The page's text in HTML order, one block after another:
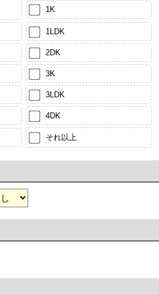
1K
1LDK
2DK
3K
3LDK
4DK
それ以上